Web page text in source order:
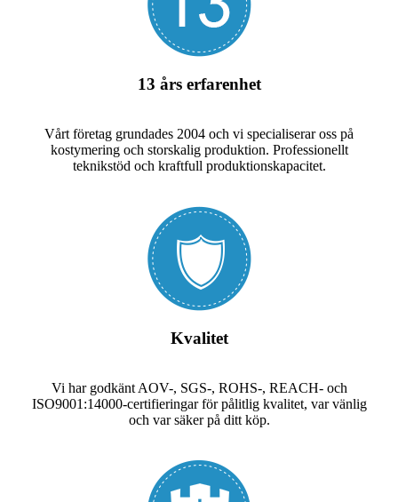
13 års erfarenhet
Vårt företag grundades 2004 och vi specialiserar oss på
kostymering och storskalig produktion. Professionellt
teknikstöd och kraftfull produktionskapacitet.
Kvalitet
Vi har godkänt AOV-, SGS-, ROHS-, REACH- och
ISO9001:14000-certifieringar för pålitlig kvalitet, var vänlig
och var säker på ditt köp.